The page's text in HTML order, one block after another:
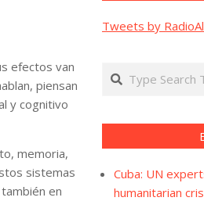
efectos van
piensan
y cognitivo
memoria,
sistemas
en
Tweets by
Search
Cuba: UN
humanitarian